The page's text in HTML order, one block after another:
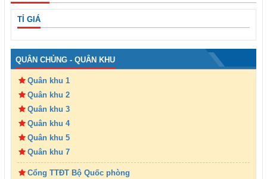
TỈ GIÁ
QUÂN CHỦNG - QUÂN KHU
Quân khu 1
Quân khu 2
Quân khu 3
Quân khu 4
Quân khu 5
Quân khu 7
Cổng TTĐT Bộ Quốc phòng